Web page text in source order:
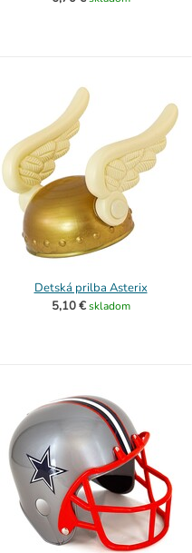
Detská prilba Asterix
5,10 € skladom